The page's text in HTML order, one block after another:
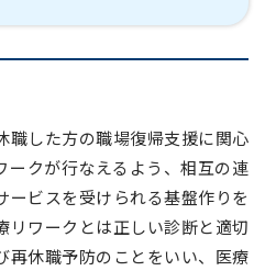
職した方の職場復帰支援に関心
ークが行なえるよう、相互の連
ービスを受けられる基盤作りを
リワークとは正しい診断と適切
再休職予防のことをいい、医療